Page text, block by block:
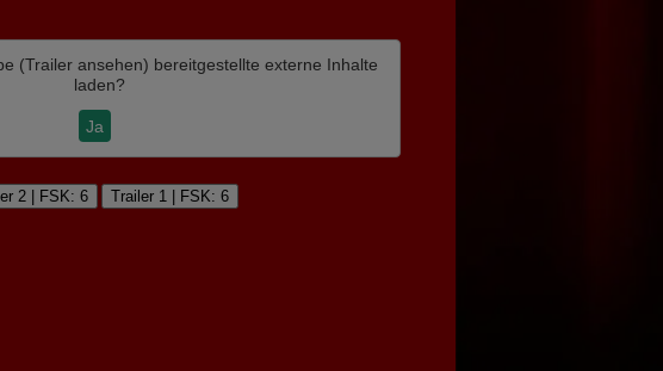
(Trailer ansehen) bereitgestellte externe Inhalte
laden?
Ja
2 | FSK: 6 Trailer 1 | FSK: 6